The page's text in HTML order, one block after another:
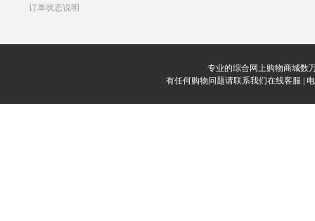
订单状态说明
专业的综合网上购物商城数
有任何购物问题请联系我们在线客服 | 电